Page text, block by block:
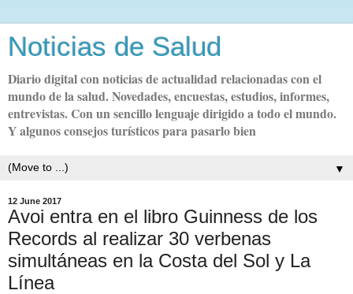
Noticias de Salud
Diario digital con noticias de actualidad relacionadas con el
mundo de la salud. Novedades, encuestas, estudios, informes,
entrevistas. Con un sencillo lenguaje dirigido a todo el mundo.
Y algunos consejos turísticos para pasarlo bien
▼
12 June 2017
Avoi entra en el libro Guinness de los
Records al realizar 30 verbenas
simultáneas en la Costa del Sol y La
Línea